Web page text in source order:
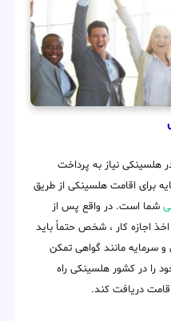
نیاز به پرداخت
برای اقامت هلسینکی از طریق
شما است. در واقع پس از
اجازه کار ، شخص حتماً باید
سرمایه مانند گواهی تمکن
را در کشور هلسینکی راه
دریافت کند.